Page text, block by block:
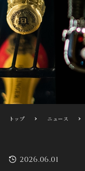
トップ ニュース
2026.06.01